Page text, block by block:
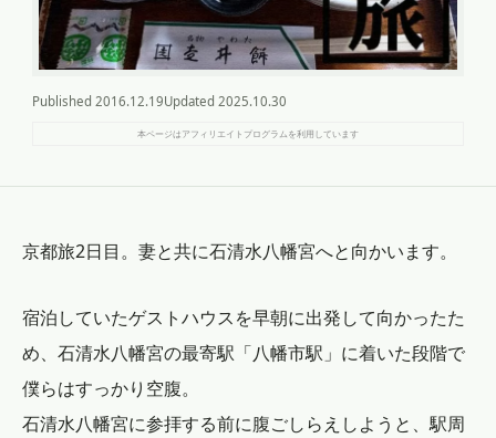
Published 2016.12.19Updated 2025.10.30
本ページはアフィリエイトプログラムを利用しています
京都旅2日目。妻と共に石清水八幡宮へと向かいます。
宿泊していたゲストハウスを早朝に出発して向かったた
め、石清水八幡宮の最寄駅「八幡市駅」に着いた段階で
僕らはすっかり空腹。
石清水八幡宮に参拝する前に腹ごしらえしようと、駅周